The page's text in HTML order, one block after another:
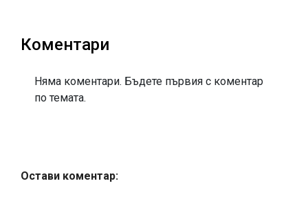
Коментари
Няма коментари. Бъдете първия с коментар
по темата.
Остави коментар: